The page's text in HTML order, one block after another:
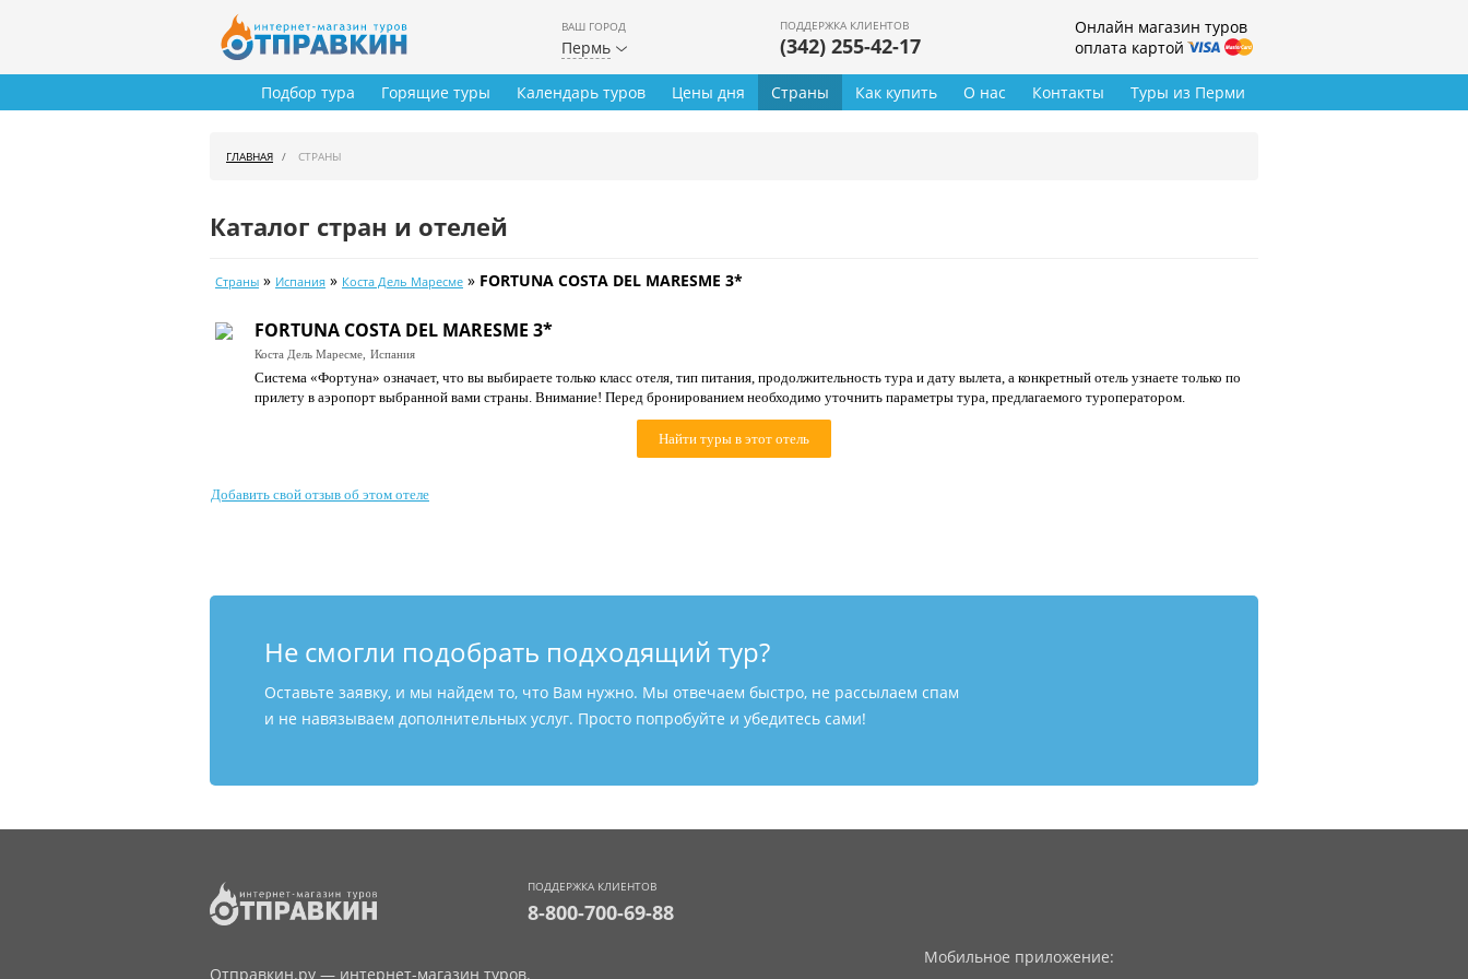
ВАШ ГОРОД
Пермь
ПОДДЕРЖКА КЛИЕНТОВ
(342) 255-42-17
Онлайн магазин туров
оплата картой
Туры из Перми
Подбор тура Горящие туры Календарь туров Цены дня Страны Как купить О нас Контакты
ГЛАВНАЯ СТРАНЫ
Каталог стран и отелей
Страны » Испания » Коста Дель Маресме » FORTUNA COSTA DEL MARESME 3*
FORTUNA COSTA DEL MARESME 3*
Коста Дель Маресме, Испания
Система «Фортуна» означает, что вы выбираете только класс отеля, тип питания, продолжительность тура и дату вылета, а конкретный отель узнаете только по
прилету в аэропорт выбранной вами страны. Внимание! Перед бронированием необходимо уточнить параметры тура, предлагаемого туроператором.
Найти туры в этот отель
Добавить свой отзыв об этом отеле
Не смогли подобрать подходящий тур?
Оставьте заявку, и мы найдем то, что Вам нужно. Мы отвечаем быстро, не рассылаем спам
и не навязываем дополнительных услуг. Просто попробуйте и убедитесь сами!
ПОДДЕРЖКА КЛИЕНТОВ
8-800-700-69-88
Отправкин.ру — интернет-магазин туров.
Мобильное приложение: